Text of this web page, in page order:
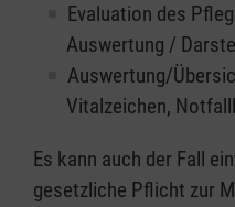
Evaluation des
Auswertung /
Auswertung/
Vitalzeichen,
Es kann auch der Fall
gesetzliche Pflicht zur